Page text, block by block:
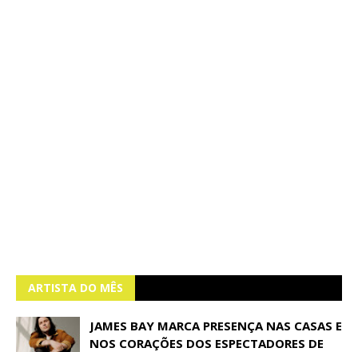
ARTISTA DO MÊS
JAMES BAY MARCA PRESENÇA NAS CASAS E
NOS CORAÇÕES DOS ESPECTADORES DE